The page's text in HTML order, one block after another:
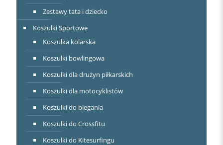
Zestawy tata i dziecko
Koszulki Sportowe
Koszulka kolarska
Koszulki bowlingowa
Koszulki dla drużyn piłkarskich
Koszulki dla motocyklistów
Koszulki do biegania
Koszulki do Crossfitu
Koszulki do Kitesurfingu